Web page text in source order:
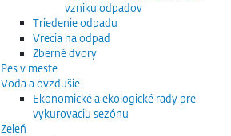
vzniku odpadov
Triedenie odpadu
Vrecia na odpad
Zberné dvory
Pes v meste
Voda a ovzdušie
Ekonomické a ekologické rady pre
vykurovaciu sezónu
Zeleň